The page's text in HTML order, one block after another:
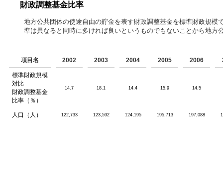
財政調整基金比率
地方公共団体の使途自由の貯金を表す財政調整基金を標準財政規
準は異なると同時に多ければ良いというものでもないことから地
項目名 2002 2003 2004 2005 2006
標準財政規模
対比
財政調整基金
比率（％）
14.7 18.1 14.4 15.9 14.5
人口（人） 122,733 123,592 124,195 195,713 197,088